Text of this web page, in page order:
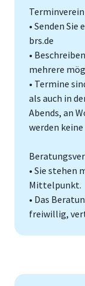
• Senden
brs.de
•
mehrere
• Termine
als auch in
Abends, an
werden
• Sie stehen
Mittelpunkt.
• Das
freiwillig,